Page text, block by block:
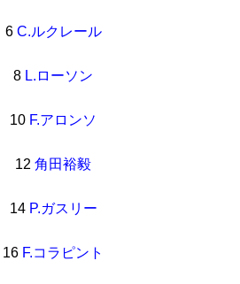
6 C.ルクレール
8 L.ローソン
10 F.アロンソ
12 角田裕毅
14 P.ガスリー
16 F.コラピント